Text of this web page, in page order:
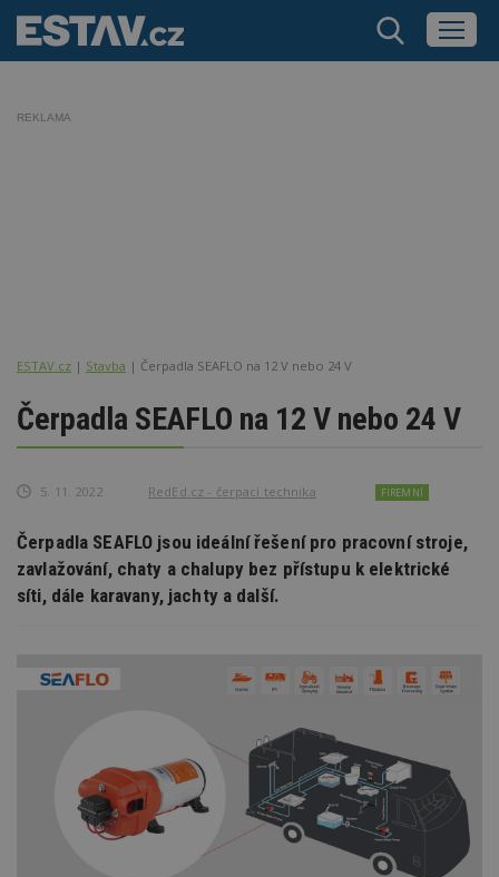
REKLAMA
ESTAV.cz Stavba Čerpadla SEAFLO na 12 V nebo 24 V
Čerpadla SEAFLO na 12 V nebo 24 V
5. 11. 2022 RedEd.cz - čerpací technika FIREMNÍ
Čerpadla SEAFLO jsou ideální řešení pro pracovní stroje,
zavlažování, chaty a chalupy bez přístupu k elektrické
síti, dále karavany, jachty a další.